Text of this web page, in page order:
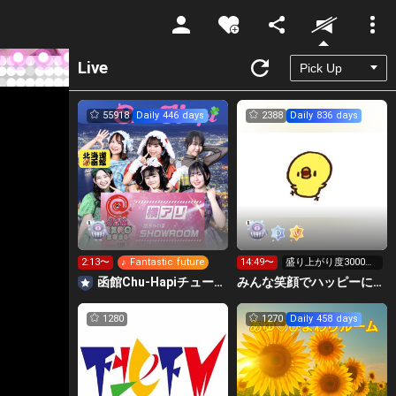
Unmute
Live
55918 Daily 446 days
2:13〜 ♪ Fantastic future
函館Chu-Hapiチューハピ🌈
2388 Daily 836 days
14:49〜
盛り上がり度3000行
くか力尽きるまで٩(>
ω<*
みんな笑顔でハッピーに🐕‍🦺😇はこおＣぃぃｅｅｅルーム.
1280 1270 Daily 458 days